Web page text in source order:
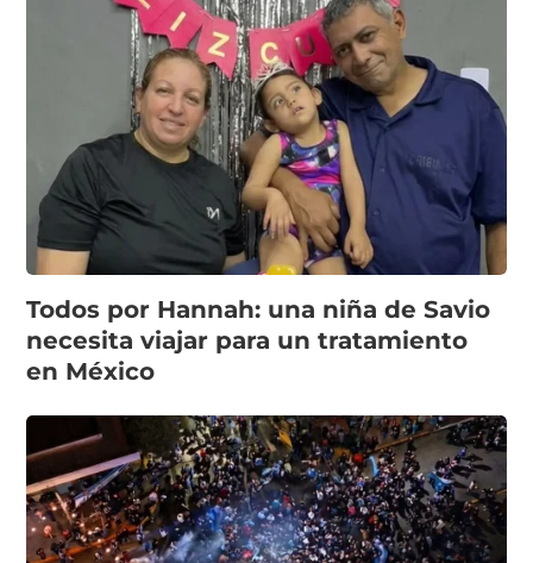
Todos por Hannah: una niña de Savio
necesita viajar para un tratamiento
en México